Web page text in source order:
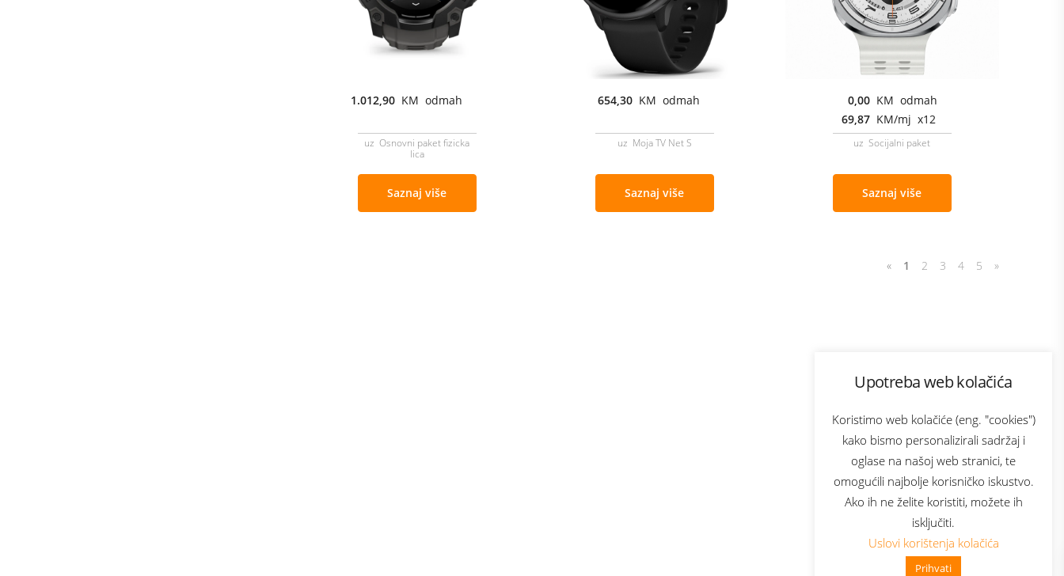
Upotreba web kolačića
Koristimo web kolačiće (eng. "cookies")
kako bismo personalizirali sadržaj i
oglase na našoj web stranici, te
omogućili najbolje korisničko iskustvo.
Ako ih ne želite koristiti, možete ih
isključiti.
Uslovi korištenja kolačića
Prihvati
👋 Zdravo, kako mogu pomoći?
1.012,90 KM odmah
uz Osnovni paket fizicka
lica
Saznaj više
654,30 KM odmah
uz Moja TV Net S
Saznaj više
0,00 KM odmah
69,87 KM/mj x12
uz Socijalni paket
Saznaj više
« 1 2 3 4 5 »
Bonus plus
Prijava za newsletter